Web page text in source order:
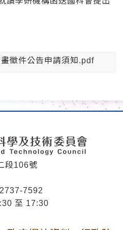
徵件公告申請須知.pdf
段106號
7592
至 17:30